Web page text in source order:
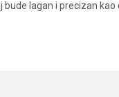
bude lagan i precizan kao